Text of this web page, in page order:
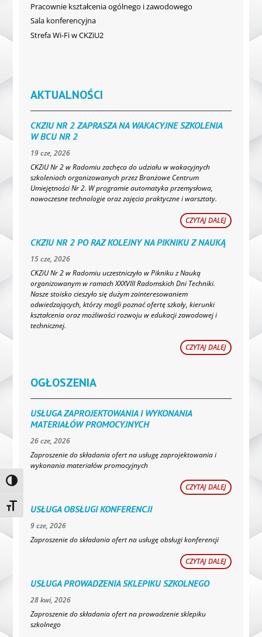
Toggle High Contrast
Toggle Font size
Pracownie kształcenia ogólnego i zawodowego
Sala konferencyjna
Strefa Wi-Fi w CKZiU2
AKTUALNOŚCI
CKZIU NR 2 ZAPRASZA NA WAKACYJNE SZKOLENIA
W BCU NR 2
19 cze, 2026
CKZiU Nr 2 w Radomiu zachęca do udziału w wakacyjnych
szkoleniach organizowanych przez Branżowe Centrum
Umiejętności Nr 2. W programie automatyka przemysłowa,
nowoczesne technologie oraz zajęcia praktyczne i warsztaty.
CZYTAJ DALEJ
CKZIU NR 2 PO RAZ KOLEJNY NA PIKNIKU Z NAUKĄ
15 cze, 2026
CKZiU Nr 2 w Radomiu uczestniczyło w Pikniku z Nauką
organizowanym w ramach XXXVIII Radomskich Dni Techniki.
Nasze stoisko cieszyło się dużym zainteresowaniem
odwiedzających, którzy mogli poznać ofertę szkoły, kierunki
kształcenia oraz możliwości rozwoju w edukacji zawodowej i
technicznej.
CZYTAJ DALEJ
OGŁOSZENIA
USŁUGA ZAPROJEKTOWANIA I WYKONANIA
MATERIAŁÓW PROMOCYJNYCH
26 cze, 2026
Zaproszenie do składania ofert na usługę zaprojektowania i
wykonania materiałów promocyjnych
CZYTAJ DALEJ
USŁUGA OBSŁUGI KONFERENCJI
9 cze, 2026
Zaproszenie do składania ofert na usługę obsługi konferencji
CZYTAJ DALEJ
USŁUGA PROWADZENIA SKLEPIKU SZKOLNEGO
28 kwi, 2026
Zaproszenie do składania ofert na prowadzenie sklepiku
szkolnego